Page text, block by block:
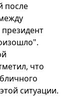
после
что
ситуации.